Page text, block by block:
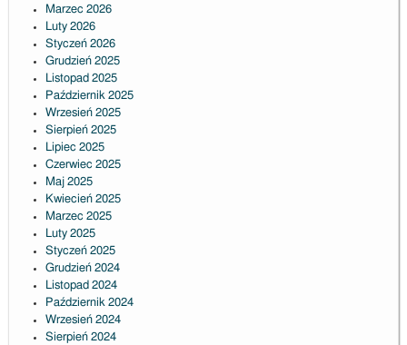
Marzec 2026
Luty 2026
Styczeń 2026
Grudzień 2025
Listopad 2025
Październik 2025
Wrzesień 2025
Sierpień 2025
Lipiec 2025
Czerwiec 2025
Maj 2025
Kwiecień 2025
Marzec 2025
Luty 2025
Styczeń 2025
Grudzień 2024
Listopad 2024
Październik 2024
Wrzesień 2024
Sierpień 2024